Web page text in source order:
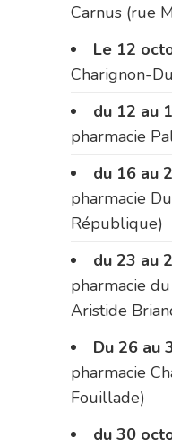
Carnus (rue
Le 12
Charignon-
du 12 au
pharmacie
du 16 au
pharmacie
République)
du 23 au
pharmacie
Aristide
Du 26 au
pharmacie
Fouillade)
du 30